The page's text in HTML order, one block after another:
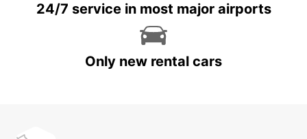
24/7 service in most major airports
Only new rental cars